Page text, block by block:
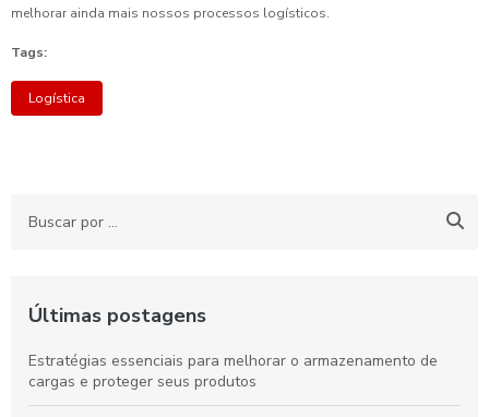
melhorar ainda mais nossos processos logísticos.
Tags:
Logística
Últimas postagens
Estratégias essenciais para melhorar o armazenamento de
cargas e proteger seus produtos